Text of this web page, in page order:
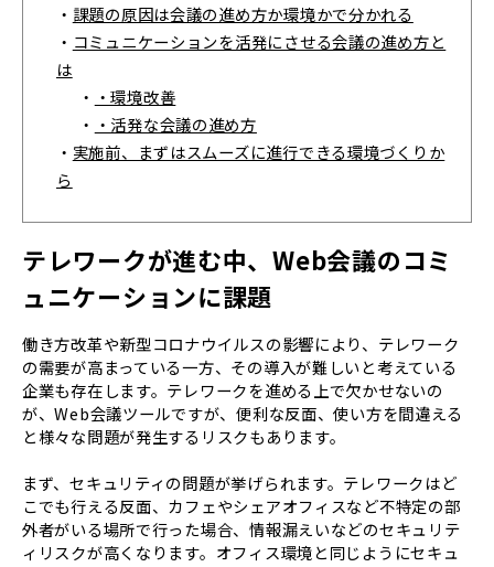
・ 課題の原因は会議の進め方か環境かで分かれる
・ コミュニケーションを活発にさせる会議の進め方と
は
・ ・環境改善
・ ・活発な会議の進め方
・ 実施前、まずはスムーズに進行できる環境づくりか
ら
テレワークが進む中、Web会議のコミ
ュニケーションに課題
働き方改革や新型コロナウイルスの影響により、テレワーク
の需要が高まっている一方、その導入が難しいと考えている
企業も存在します。テレワークを進める上で欠かせないの
が、Web会議ツールですが、便利な反面、使い方を間違える
と様々な問題が発生するリスクもあります。
まず、セキュリティの問題が挙げられます。テレワークはど
こでも行える反面、カフェやシェアオフィスなど不特定の部
外者がいる場所で行った場合、情報漏えいなどのセキュリテ
ィリスクが高くなります。オフィス環境と同じようにセキュ